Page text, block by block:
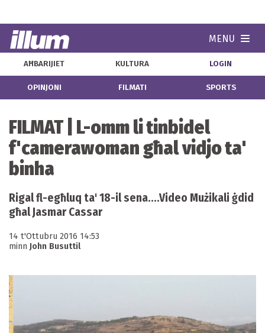
MENU
AĦBARIJIET KULTURA LOGIN
OPINJONI FILMATI SPORTS
FILMAT | L-omm li tinbidel
f'camerawoman għal vidjo ta'
binha
Rigal fl-egħluq ta' 18-il sena....Video Mużikali ġdid
għal Jasmar Cassar
14 t'Ottubru 2016 14:53
minn John Busuttil